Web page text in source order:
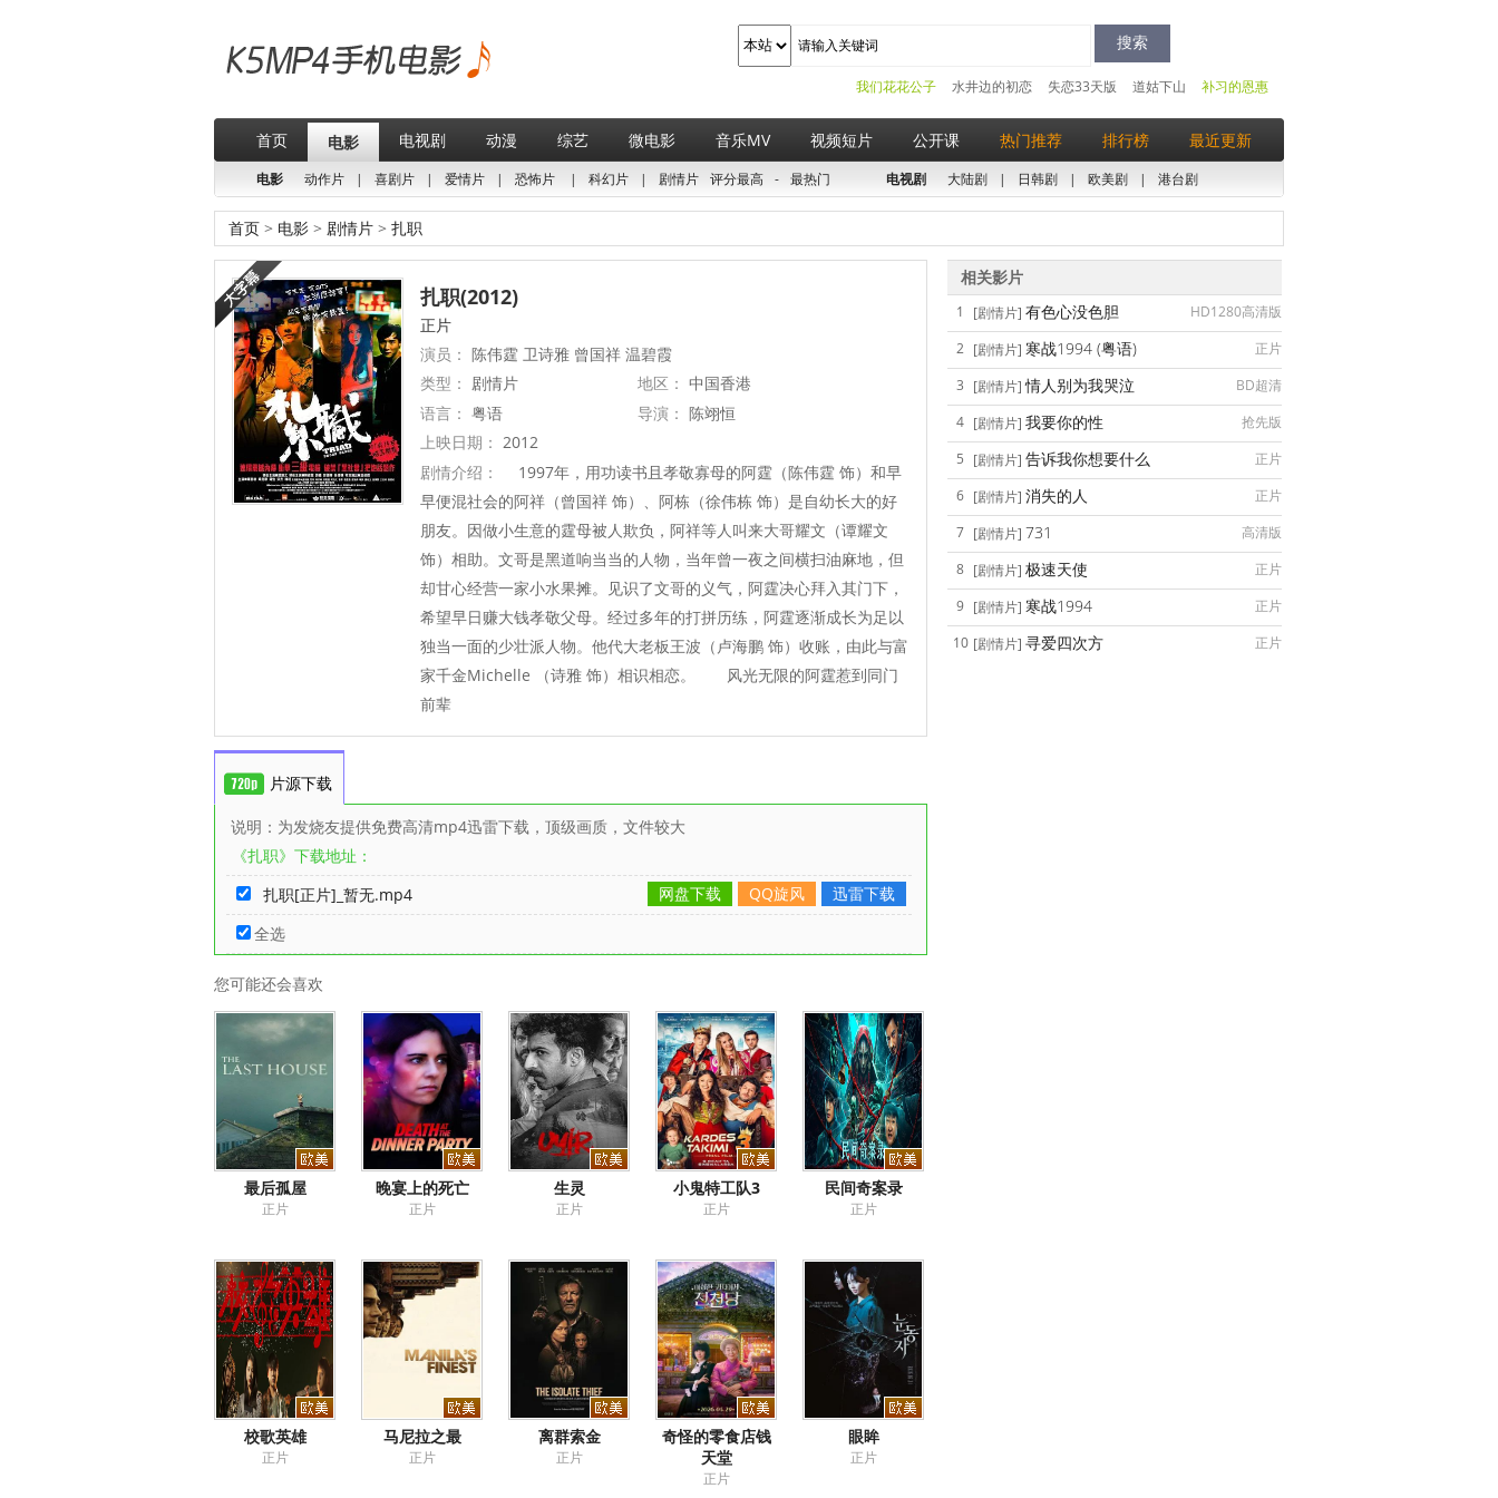
补习的恩惠
道姑下山
失恋33天版
水井边的初恋
我们花花公子
首页 电影 电视剧 动漫 综艺 微电影 音乐MV 视频短片 公开课 热门推荐 排行榜 最近更新
电影 动作片 | 喜剧片 | 爱情片 | 恐怖片 | 科幻片 | 剧情片 评分最高 - 最热门 电视剧 大陆剧 | 日韩剧 | 欧美剧 | 港台剧
首页 > 电影 > 剧情片 > 扎职
扎职(2012)
正片
演员： 陈伟霆 卫诗雅 曾国祥 温碧霞
类型： 剧情片 地区： 中国香港
语言： 粤语 导演： 陈翊恒
上映日期： 2012
剧情介绍：
1997年，用功读书且孝敬寡母的阿霆（陈伟霆 饰）和早
早便混社会的阿祥（曾国祥 饰）、阿栋（徐伟栋 饰）是自幼长大的好
朋友。因做小生意的霆母被人欺负，阿祥等人叫来大哥耀文（谭耀文
饰）相助。文哥是黑道响当当的人物，当年曾一夜之间横扫油麻地，但
却甘心经营一家小水果摊。见识了文哥的义气，阿霆决心拜入其门下，
希望早日赚大钱孝敬父母。经过多年的打拼历练，阿霆逐渐成长为足以
独当一面的少壮派人物。他代大老板王波（卢海鹏 饰）收账，由此与富
家千金Michelle （诗雅 饰）相识相恋。 风光无限的阿霆惹到同门
前辈
片源下载
说明：为发烧友提供免费高清mp4迅雷下载，顶级画质，文件较大
《扎职》下载地址：
扎职[正片]_暂无.mp4
迅雷下载
QQ旋风
网盘下载
全选
您可能还会喜欢
最后孤屋
正片
晚宴上的死亡
正片
生灵
正片
小鬼特工队3
正片
民间奇案录
正片
校歌英雄
正片
马尼拉之最
正片
离群索金
正片
奇怪的零食店钱
天堂
正片
眼眸
正片
相关影片
1 [剧情片] 有色心没色胆
HD1280高清版
2 [剧情片] 寒战1994 (粤语)
正片
3 [剧情片]情人别为我哭泣
BD超清
4 [剧情片] 我要你的性
抢先版
5 [剧情片] 告诉我你想要什么
正片
6 [剧情片] 消失的人
正片
7 [剧情片] 731
高清版
8 [剧情片] 极速天使
正片
9 [剧情片] 寒战1994
正片
10 [剧情片] 寻爱四次方 正片